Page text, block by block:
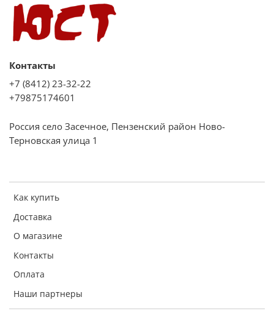
Как купить
Доставка
О магазине
Контакты
Оплата
Наши партнеры
Контакты
+7 (8412) 23-32-22
+79875174601
Россия село Засечное, Пензенский район Ново-
Терновская улица 1